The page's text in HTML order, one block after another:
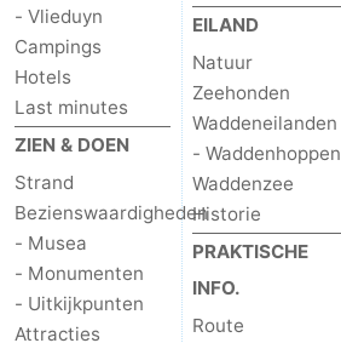
- Vlieduyn
Campings
Hotels
Last minutes
ZIEN & DOEN
Strand
Bezienswaardigheden
- Musea
- Monumenten
- Uitkijkpunten
Attracties
EILAND
Natuur
Zeehonden
Waddeneilanden
- Waddenhoppen
Waddenzee
Historie
PRAKTISCHE
INFO.
Route